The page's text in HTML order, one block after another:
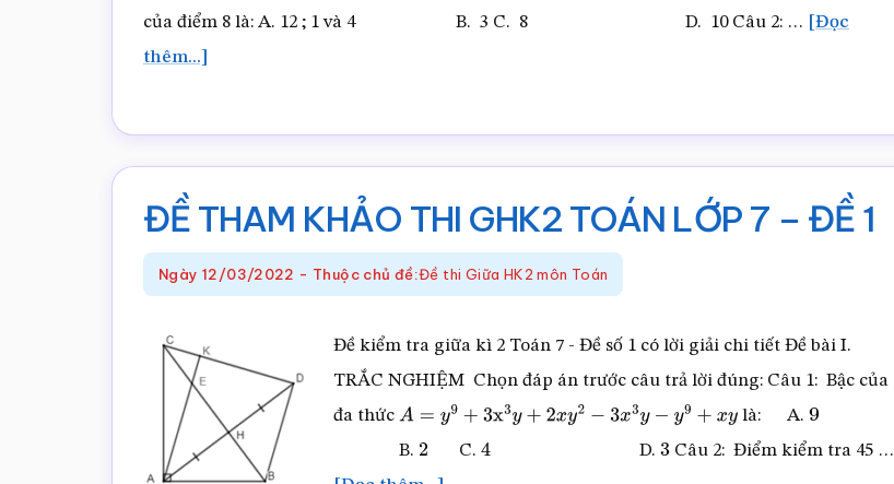
của điểm 8 là: A. 12 ; 1 và 4 B. 3 C. 8 D. 10 Câu 2: …
[Đọc
thêm...]
TOÁN
LỚP
7
ĐỀ
2
ĐỀ THAM KHẢO THI GHK2 TOÁN LỚP 7 – ĐỀ 1
Ngày 12/03/2022 - Thuộc chủ đề:Đề thi Giữa HK2 môn Toán
Đề kiểm tra giữa kì 2 Toán 7 - Đề số 1 có lời giải chi tiết Đề bài I.
TRẮC NGHIỆM Chọn đáp án trước câu trả lời đúng: Câu 1: Bậc của
đa thức A=y 9+ x y+ 2x 2 −3x3 y9+ xy là: A.9
B. 2 C.4 D.3 Câu 2: Điểm kiểm tra 45 …